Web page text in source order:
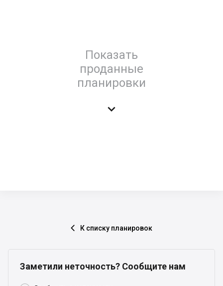
Показать
проданные
планировки

 К списку планировок
Заметили неточность? Сообщите нам